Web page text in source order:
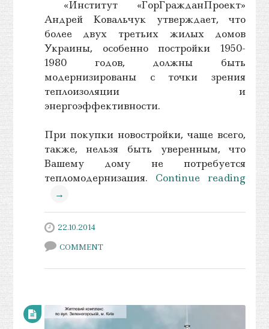
«Институт «ГорГражданПроект»
Андрей Ковальчук утверждает, что
более двух третьих жилых домов
Украины, особенно постройки 1950-
1980 годов, должны быть
модернизированы с точки зрения
теплоизоляции и
энергоэффективности.
При покупки новостройки, чаще всего,
также, нельзя быть уверенным, что
Вашему дому не потребуется
тепломодернизация. Continue reading
→
22.10.2014
COMMENT